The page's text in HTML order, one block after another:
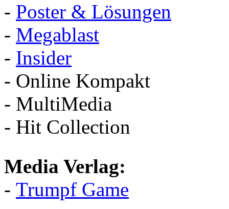
- Poster & Lösungen
- Megablast
- Insider
- Online Kompakt
- MultiMedia
- Hit Collection
Media Verlag:
- Trumpf Game